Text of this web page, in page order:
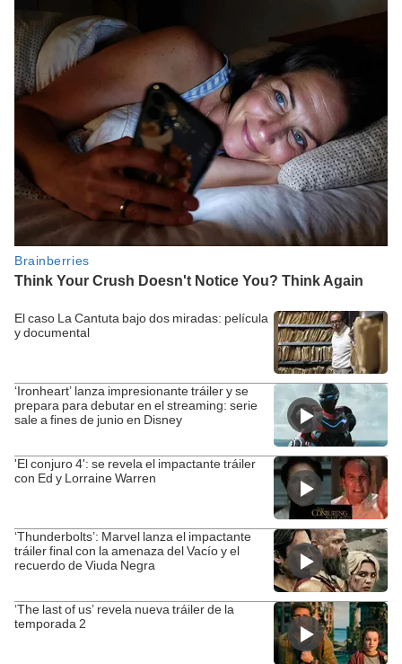
El caso La Cantuta bajo dos miradas: película
y documental
‘Ironheart’ lanza impresionante tráiler y se
prepara para debutar en el streaming: serie
sale a fines de junio en Disney
'El conjuro 4': se revela el impactante tráiler
con Ed y Lorraine Warren
‘Thunderbolts’: Marvel lanza el impactante
tráiler final con la amenaza del Vacío y el
recuerdo de Viuda Negra
‘The last of us’ revela nueva tráiler de la
temporada 2